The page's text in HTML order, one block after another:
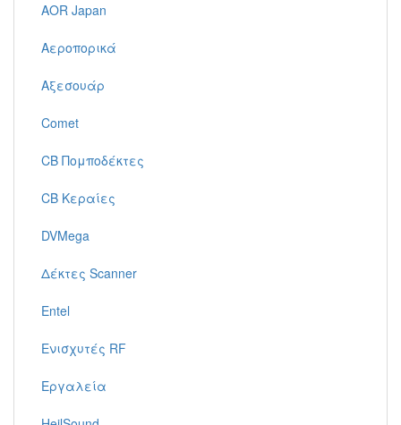
AOR Japan
Αεροπορικά
Αξεσουάρ
Comet
CB Πομποδέκτες
CB Κεραίες
DVMega
Δέκτες Scanner
Entel
Ενισχυτές RF
Εργαλεία